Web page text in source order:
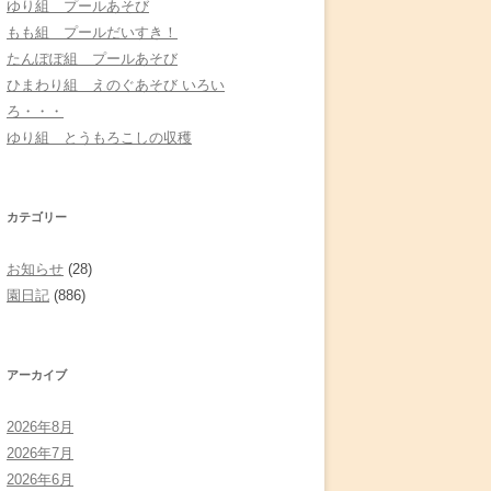
ゆり組 プールあそび
もも組 プールだいすき！
たんぽぽ組 プールあそび
ひまわり組 えのぐあそび いろい
ろ・・・
ゆり組 とうもろこしの収穫
カテゴリー
お知らせ (28)
園日記 (886)
アーカイブ
2026年8月
2026年7月
2026年6月